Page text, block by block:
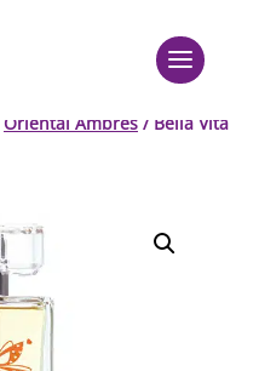
Oriental Ambrés/ Bella Vita